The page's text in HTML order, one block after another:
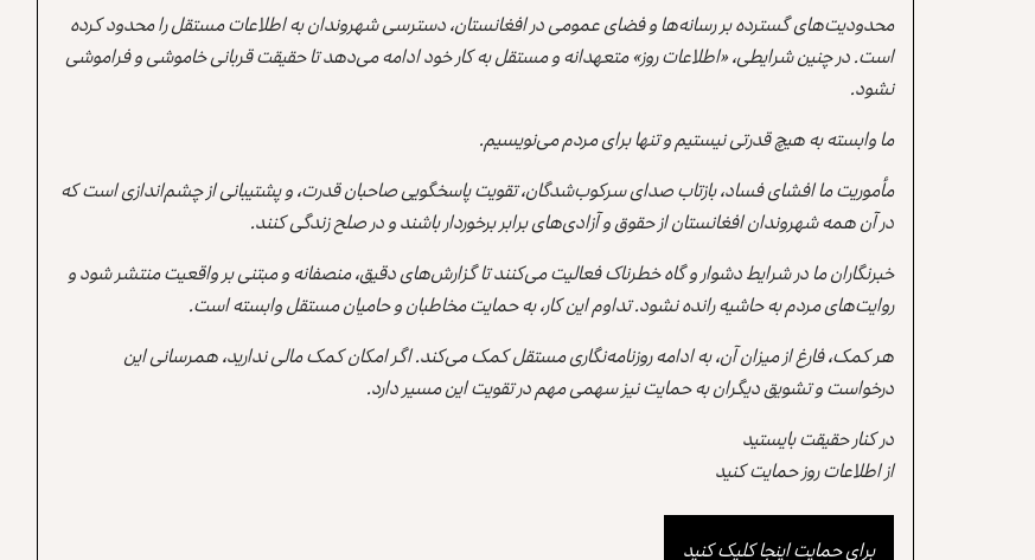
محدودیت‌های گسترده بر رسانه‌ها و فضای عمومی در افغانستان، دسترسی شهروندان به اطلاعات مستقل را محدود کرده
است. در چنین شرایطی، «اطلاعات روز» متعهدانه و مستقل به کار خود ادامه می‌دهد تا حقیقت قربانی خاموشی و فراموشی
نشود.
ما وابسته به هیچ قدرتی نیستیم و تنها برای مردم می‌نویسیم.
مأموریت ما افشای فساد، بازتاب صدای سرکوب‌شدگان، تقویت پاسخگویی صاحبان قدرت، و پشتیبانی از چشم‌اندازی است که
در آن همه شهروندان افغانستان از حقوق و آزادی‌های برابر برخوردار باشند و در صلح زندگی کنند.
خبرنگاران ما در شرایط دشوار و گاه خطرناک فعالیت می‌کنند تا گزارش‌های دقیق، منصفانه و مبتنی بر واقعیت منتشر شود و
روایت‌های مردم به حاشیه رانده نشود. تداوم این کار، به حمایت مخاطبان و حامیان مستقل وابسته است.
هر کمک، فارغ از میزان آن، به ادامه روزنامه‌نگاری مستقل کمک می‌کند. اگر امکان کمک مالی ندارید، همرسانی این
درخواست و تشویق دیگران به حمایت نیز سهمی مهم در تقویت این مسیر دارد.
در کنار حقیقت بایستید
از اطلاعات روز حمایت کنید
برای حمایت اینجا کلیک کنید